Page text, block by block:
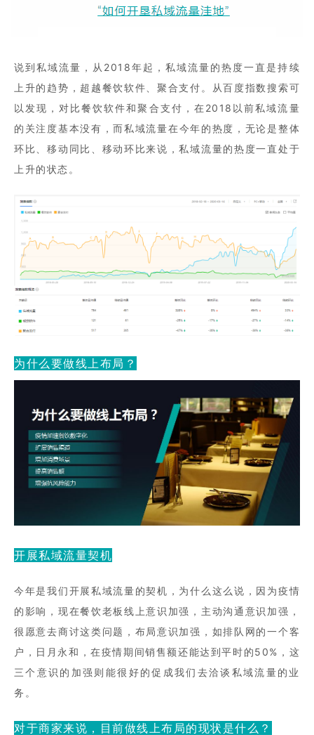
说到私域流量，从2018年起，私域流量的热度一直是持续
上升的趋势，超越餐饮软件、聚合支付。从百度指数搜索可
以发现，对比餐饮软件和聚合支付，在2018以前私域流量
的关注度基本没有，而私域流量在今年的热度，无论是整体
环比、移动同比、移动环比来说，私域流量的热度一直处于
上升的状态。
为什么要做线上布局？
开展私域流量契机
今年是我们开展私域流量的契机，为什么这么说，因为疫情
的影响，现在餐饮老板线上意识加强，主动沟通意识加强，
很愿意去商讨这类问题，布局意识加强，如排队网的一个客
户，日月永和，在疫情期间销售额还能达到平时的50%，这
三个意识的加强则能很好的促成我们去洽谈私域流量的业
务。
对于商家来说，目前做线上布局的现状是什么？